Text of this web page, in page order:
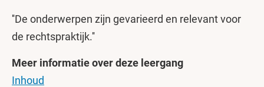
''De onderwerpen zijn gevarieerd en relevant voor
de rechtspraktijk.''
Meer informatie over deze leergang
Inhoud